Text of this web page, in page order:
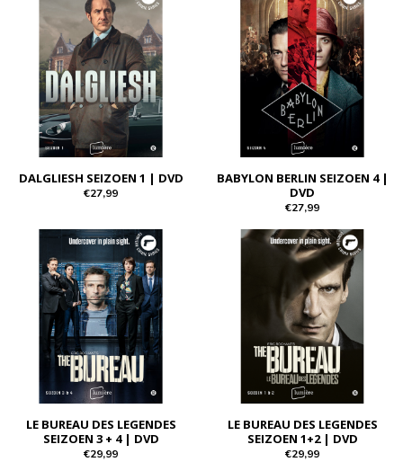
DALGLIESH SEIZOEN 1 | DVD
€27,99
BABYLON BERLIN SEIZOEN 4 |
DVD
€27,99
LE BUREAU DES LEGENDES
SEIZOEN 3 + 4 | DVD
€29,99
LE BUREAU DES LEGENDES
SEIZOEN 1+2 | DVD
€29,99